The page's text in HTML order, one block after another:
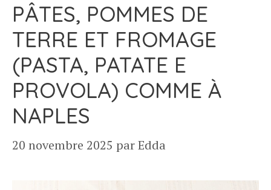
PÂTES, POMMES DE
TERRE ET FROMAGE
(PASTA, PATATE E
PROVOLA) COMME À
NAPLES
20 novembre 2025 parEdda